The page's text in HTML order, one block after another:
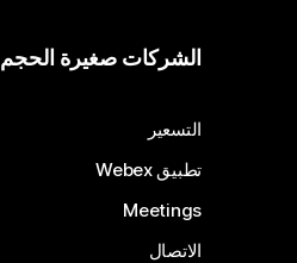
الشركات صغيرة الحجم
التسعير
تطبيق Webex
Meetings
الاتصال